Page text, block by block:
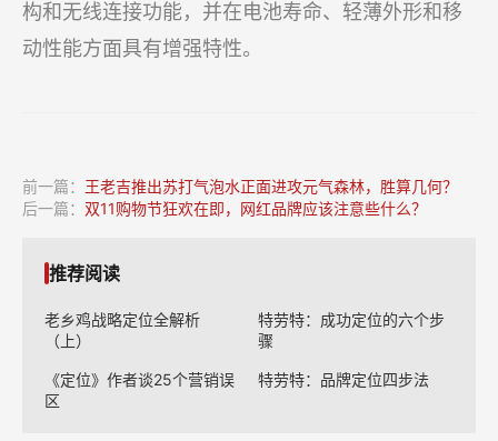
构和无线连接功能，并在电池寿命、轻薄外形和移
动性能方面具有增强特性。
前一篇： 王老吉推出苏打气泡水正面进攻元气森林，胜算几何？
后一篇： 双11购物节狂欢在即，网红品牌应该注意些什么？
推荐阅读
老乡鸡战略定位全解析
（上）
特劳特：成功定位的六个步
骤
《定位》作者谈25个营销误
区
特劳特：品牌定位四步法